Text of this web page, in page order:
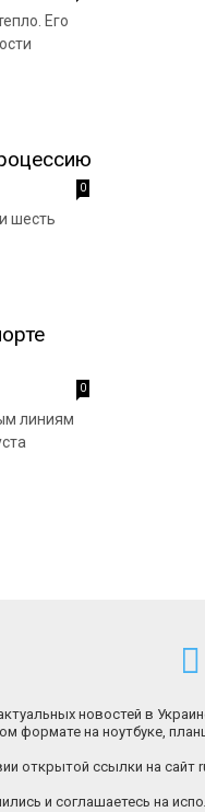
Его
0
шесть
0
линиям
новостей в
формате на ноутбуке,
открытой ссылки на сайт
и соглашаетесь на